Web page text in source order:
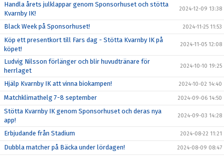
Handla årets julklappar genom Sponsorhuset och stötta
Kvarnby IK!
2024-12-09 13:38
Black Week på Sponsorhuset! 2024-11-25 11:53
Köp ett presentkort till Fars dag - Stötta Kvarnby IK på
köpet!
2024-11-05 12:08
Ludvig Nilsson förlänger och blir huvudtränare för
herrlaget
2024-10-10 19:25
Hjälp Kvarnby IK att vinna biokampen! 2024-10-02 14:40
Matchklimathelg 7-8 september 2024-09-06 14:50
Stötta Kvarnby IK genom Sponsorhuset och deras nya
app!
2024-09-03 14:28
Erbjudande från Stadium 2024-08-22 11:21
Dubbla matcher på Bäcka under lördagen! 2024-08-09 08:47